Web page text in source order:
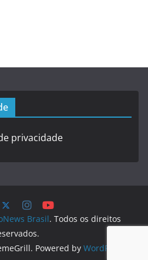
privacidade
Brasil. Todos os direitos
Powered by WordPress